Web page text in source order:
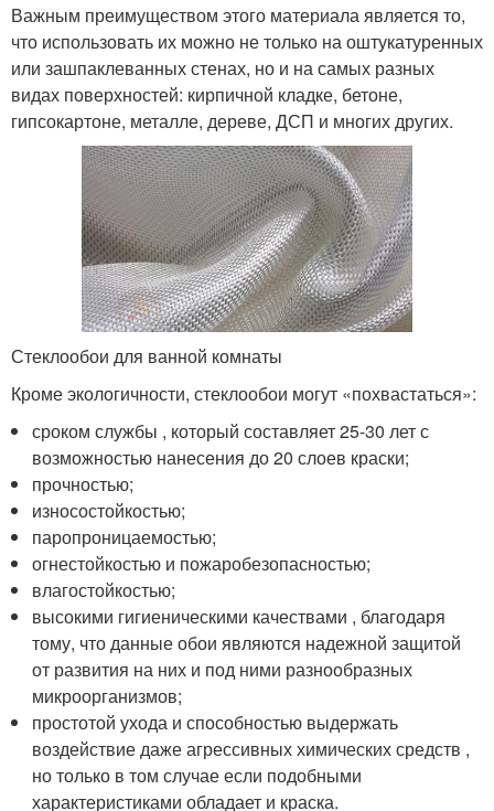
Важным преимуществом этого материала является то,
что использовать их можно не только на оштукатуренных
или зашпаклеванных стенах, но и на самых разных
видах поверхностей: кирпичной кладке, бетоне,
гипсокартоне, металле, дереве, ДСП и многих других.
Стеклообои для ванной комнаты
Кроме экологичности, стеклообои могут «похвастаться»:
сроком службы , который составляет 25-30 лет с
возможностью нанесения до 20 слоев краски;
прочностью;
износостойкостью;
паропроницаемостью;
огнестойкостью и пожаробезопасностью;
влагостойкостью;
высокими гигиеническими качествами , благодаря
тому, что данные обои являются надежной защитой
от развития на них и под ними разнообразных
микроорганизмов;
простотой ухода и способностью выдержать
воздействие даже агрессивных химических средств ,
но только в том случае если подобными
характеристиками обладает и краска.